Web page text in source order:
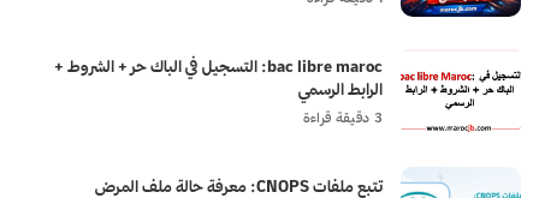
bac libre maroc: التسجيل في الباك حر + الشروط +
الرابط الرسمي
3 دقيقة قراءة
تتبع ملفات CNOPS: معرفة حالة ملف المرض